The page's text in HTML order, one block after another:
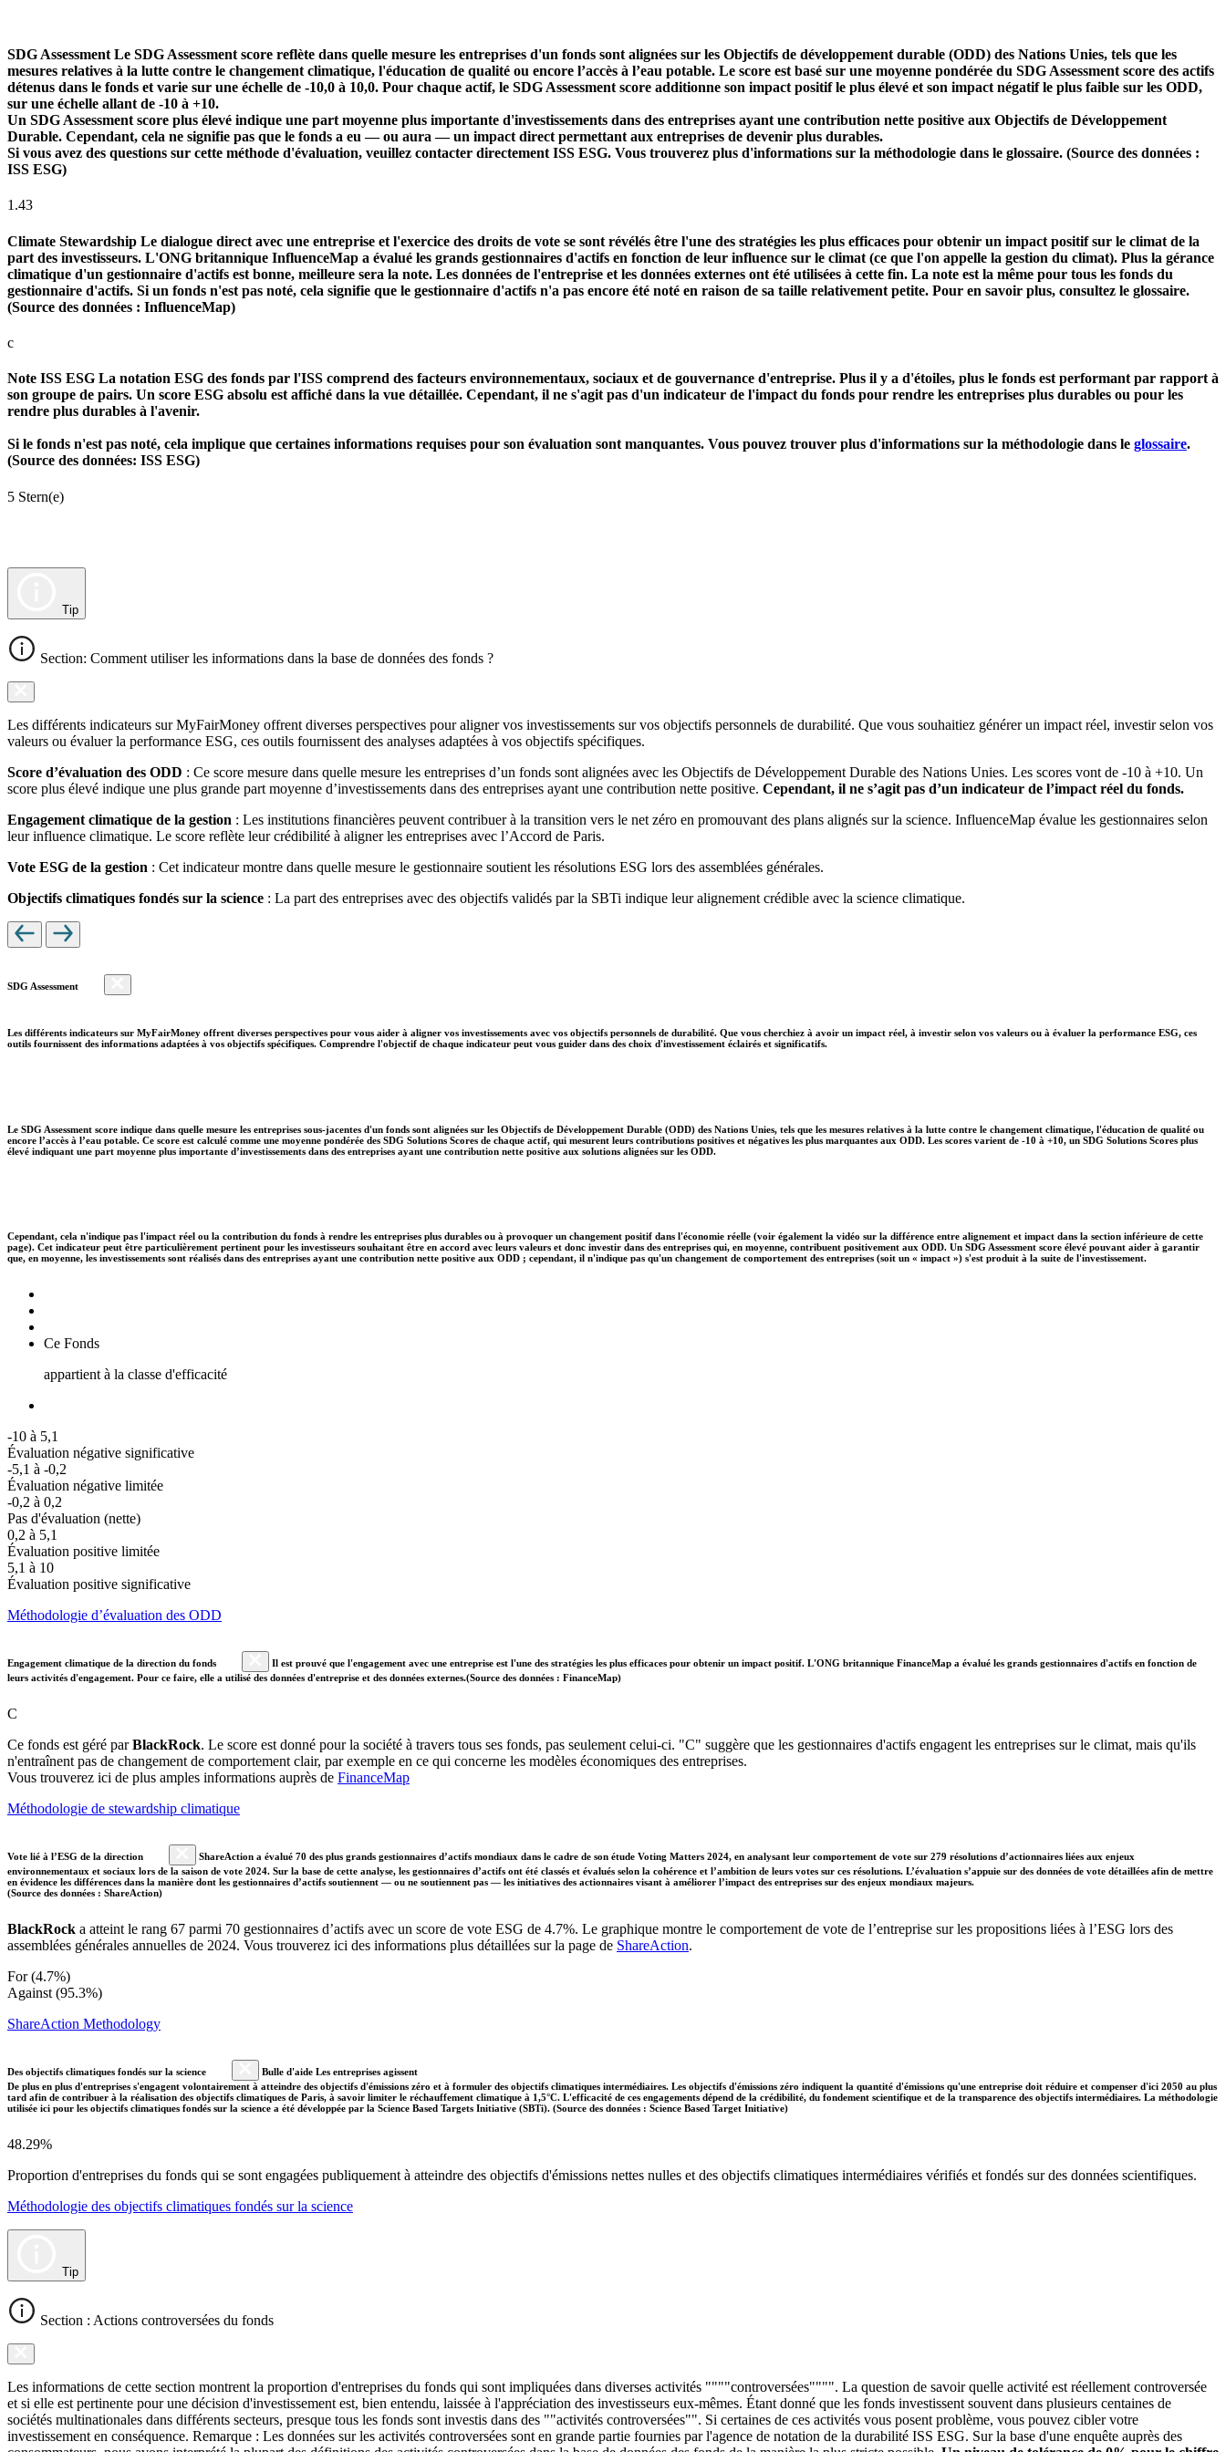
SDG Assessment Le SDG Assessment score reflète dans quelle mesure les entreprises d'un fonds sont alignées sur les Objectifs de développement durable (ODD) des Nations Unies, tels que les
mesures relatives à la lutte contre le changement climatique, l'éducation de qualité ou encore l’accès à l’eau potable. Le score est basé sur une moyenne pondérée du SDG Assessment score des actifs
détenus dans le fonds et varie sur une échelle de -10,0 à 10,0. Pour chaque actif, le SDG Assessment score additionne son impact positif le plus élevé et son impact négatif le plus faible sur les ODD,
sur une échelle allant de -10 à +10.
Un SDG Assessment score plus élevé indique une part moyenne plus importante d'investissements dans des entreprises ayant une contribution nette positive aux Objectifs de Développement
Durable. Cependant, cela ne signifie pas que le fonds a eu — ou aura — un impact direct permettant aux entreprises de devenir plus durables.
Si vous avez des questions sur cette méthode d'évaluation, veuillez contacter directement ISS ESG. Vous trouverez plus d'informations sur la méthodologie dans le glossaire. (Source des données :
ISS ESG)
1.43
Climate Stewardship Le dialogue direct avec une entreprise et l'exercice des droits de vote se sont révélés être l'une des stratégies les plus efficaces pour obtenir un impact positif sur le climat de la
part des investisseurs. L'ONG britannique InfluenceMap a évalué les grands gestionnaires d'actifs en fonction de leur influence sur le climat (ce que l'on appelle la gestion du climat). Plus la gérance
climatique d'un gestionnaire d'actifs est bonne, meilleure sera la note. Les données de l'entreprise et les données externes ont été utilisées à cette fin. La note est la même pour tous les fonds du
gestionnaire d'actifs. Si un fonds n'est pas noté, cela signifie que le gestionnaire d'actifs n'a pas encore été noté en raison de sa taille relativement petite. Pour en savoir plus, consultez le glossaire.
(Source des données : InfluenceMap)
c
Note ISS ESG La notation ESG des fonds par l'ISS comprend des facteurs environnementaux, sociaux et de gouvernance d'entreprise. Plus il y a d'étoiles, plus le fonds est performant par rapport à
son groupe de pairs. Un score ESG absolu est affiché dans la vue détaillée. Cependant, il ne s'agit pas d'un indicateur de l'impact du fonds pour rendre les entreprises plus durables ou pour les
rendre plus durables à l'avenir.
Si le fonds n'est pas noté, cela implique que certaines informations requises pour son évaluation sont manquantes. Vous pouvez trouver plus d'informations sur la méthodologie dans le glossaire.
(Source des données: ISS ESG)
5 Stern(e)
Tip
Section: Comment utiliser les informations dans la base de données des fonds ?
Les différents indicateurs sur MyFairMoney offrent diverses perspectives pour aligner vos investissements sur vos objectifs personnels de durabilité. Que vous souhaitiez générer un impact réel, investir selon vos
valeurs ou évaluer la performance ESG, ces outils fournissent des analyses adaptées à vos objectifs spécifiques.
Score d’évaluation des ODD : Ce score mesure dans quelle mesure les entreprises d’un fonds sont alignées avec les Objectifs de Développement Durable des Nations Unies. Les scores vont de -10 à +10. Un
score plus élevé indique une plus grande part moyenne d’investissements dans des entreprises ayant une contribution nette positive. Cependant, il ne s’agit pas d’un indicateur de l’impact réel du fonds.
Engagement climatique de la gestion : Les institutions financières peuvent contribuer à la transition vers le net zéro en promouvant des plans alignés sur la science. InfluenceMap évalue les gestionnaires selon
leur influence climatique. Le score reflète leur crédibilité à aligner les entreprises avec l’Accord de Paris.
Vote ESG de la gestion : Cet indicateur montre dans quelle mesure le gestionnaire soutient les résolutions ESG lors des assemblées générales.
Objectifs climatiques fondés sur la science : La part des entreprises avec des objectifs validés par la SBTi indique leur alignement crédible avec la science climatique.
SDG Assessment
Les différents indicateurs sur MyFairMoney offrent diverses perspectives pour vous aider à aligner vos investissements avec vos objectifs personnels de durabilité. Que vous cherchiez à avoir un impact réel, à investir selon vos valeurs ou à évaluer la performance ESG, ces
outils fournissent des informations adaptées à vos objectifs spécifiques. Comprendre l'objectif de chaque indicateur peut vous guider dans des choix d'investissement éclairés et significatifs.
Le SDG Assessment score indique dans quelle mesure les entreprises sous-jacentes d'un fonds sont alignées sur les Objectifs de Développement Durable (ODD) des Nations Unies, tels que les mesures relatives à la lutte contre le changement climatique, l'éducation de qualité ou
encore l’accès à l’eau potable. Ce score est calculé comme une moyenne pondérée des SDG Solutions Scores de chaque actif, qui mesurent leurs contributions positives et négatives les plus marquantes aux ODD. Les scores varient de -10 à +10, un SDG Solutions Scores plus
élevé indiquant une part moyenne plus importante d’investissements dans des entreprises ayant une contribution nette positive aux solutions alignées sur les ODD.
Cependant, cela n'indique pas l'impact réel ou la contribution du fonds à rendre les entreprises plus durables ou à provoquer un changement positif dans l'économie réelle (voir également la vidéo sur la différence entre alignement et impact dans la section inférieure de cette
page). Cet indicateur peut être particulièrement pertinent pour les investisseurs souhaitant être en accord avec leurs valeurs et donc investir dans des entreprises qui, en moyenne, contribuent positivement aux ODD. Un SDG Assessment score élevé pouvant aider à garantir
que, en moyenne, les investissements sont réalisés dans des entreprises ayant une contribution nette positive aux ODD ; cependant, il n'indique pas qu'un changement de comportement des entreprises (soit un « impact ») s'est produit à la suite de l'investissement.
Ce Fonds
appartient à la classe d'efficacité
-10 à 5,1
Évaluation négative significative
-5,1 à -0,2
Évaluation négative limitée
-0,2 à 0,2
Pas d'évaluation (nette)
0,2 à 5,1
Évaluation positive limitée
5,1 à 10
Évaluation positive significative
Méthodologie d’évaluation des ODD
Engagement climatique de la direction du fonds
Il est prouvé que l'engagement avec une entreprise est l'une des stratégies les plus efficaces pour obtenir un impact positif. L'ONG britannique FinanceMap a évalué les grands gestionnaires d'actifs en fonction de
leurs activités d'engagement. Pour ce faire, elle a utilisé des données d'entreprise et des données externes.(Source des données : FinanceMap)
C
Ce fonds est géré parBlackRock. Le score est donné pour la société à travers tous ses fonds, pas seulement celui-ci. "C" suggère que les gestionnaires d'actifs engagent les entreprises sur le climat, mais qu'ils
n'entraînent pas de changement de comportement clair, par exemple en ce qui concerne les modèles économiques des entreprises.
Vous trouverez ici de plus amples informations auprès de FinanceMap
Méthodologie de stewardship climatique
Vote lié à l’ESG de la direction
ShareAction a évalué 70 des plus grands gestionnaires d’actifs mondiaux dans le cadre de son étude Voting Matters 2024, en analysant leur comportement de vote sur 279 résolutions d’actionnaires liées aux enjeux
environnementaux et sociaux lors de la saison de vote 2024. Sur la base de cette analyse, les gestionnaires d’actifs ont été classés et évalués selon la cohérence et l’ambition de leurs votes sur ces résolutions. L’évaluation s’appuie sur des données de vote détaillées afin de mettre
en évidence les différences dans la manière dont les gestionnaires d’actifs soutiennent — ou ne soutiennent pas — les initiatives des actionnaires visant à améliorer l’impact des entreprises sur des enjeux mondiaux majeurs.
(Source des données : ShareAction)
BlackRock a atteint le rang 67 parmi 70 gestionnaires d’actifs avec un score de vote ESG de 4.7%. Le graphique montre le comportement de vote de l’entreprise sur les propositions liées à l’ESG lors des
assemblées générales annuelles de 2024. Vous trouverez ici des informations plus détaillées sur la page de ShareAction.
For (4.7%)
Against (95.3%)
ShareAction Methodology
Des objectifs climatiques fondés sur la science
Bulle d'aide Les entreprises agissent
De plus en plus d'entreprises s'engagent volontairement à atteindre des objectifs d'émissions zéro et à formuler des objectifs climatiques intermédiaires. Les objectifs d'émissions zéro indiquent la quantité d'émissions qu'une entreprise doit réduire et compenser d'ici 2050 au plus
tard afin de contribuer à la réalisation des objectifs climatiques de Paris, à savoir limiter le réchauffement climatique à 1,5°C. L'efficacité de ces engagements dépend de la crédibilité, du fondement scientifique et de la transparence des objectifs intermédiaires. La méthodologie
utilisée ici pour les objectifs climatiques fondés sur la science a été développée par la Science Based Targets Initiative (SBTi). (Source des données : Science Based Target Initiative)
48.29%
Proportion d'entreprises du fonds qui se sont engagées publiquement à atteindre des objectifs d'émissions nettes nulles et des objectifs climatiques intermédiaires vérifiés et fondés sur des données scientifiques.
Méthodologie des objectifs climatiques fondés sur la science
Tip
Section : Actions controversées du fonds
Les informations de cette section montrent la proportion d'entreprises du fonds qui sont impliquées dans diverses activités """"controversées"""". La question de savoir quelle activité est réellement controversée
et si elle est pertinente pour une décision d'investissement est, bien entendu, laissée à l'appréciation des investisseurs eux-mêmes. Étant donné que les fonds investissent souvent dans plusieurs centaines de
sociétés multinationales dans différents secteurs, presque tous les fonds sont investis dans des ""activités controversées"". Si certaines de ces activités vous posent problème, vous pouvez cibler votre
investissement en conséquence. Remarque : Les données sur les activités controversées sont en grande partie fournies par l'agence de notation de la durabilité ISS ESG. Sur la base d'une enquête auprès des